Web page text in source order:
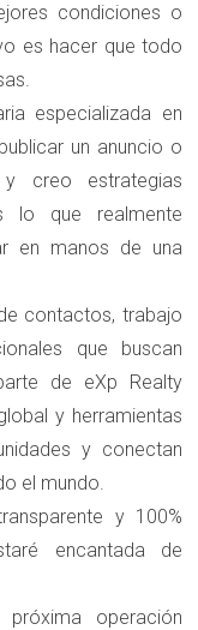
vivir allí durante
el mercado, se dio
Optó por
en el techo y
El
vendió en menos
al precio inicial
cómo
en grandes
tu vivienda,
puede hacer
demandada de
durante años.
con comentarios
condiciones o
es hacer que todo
especializada en
un anuncio o
y creo estrategias
lo que realmente
en manos de una
contactos, trabajo
que buscan
de eXp Realty
y herramientas
y conectan
el mundo.
y 100%
encantada de
operación